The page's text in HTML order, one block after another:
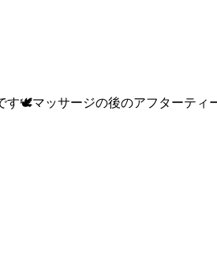
🕊️⁡⁡マッサージの後のアフターティ